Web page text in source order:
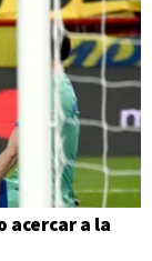
acercar a la